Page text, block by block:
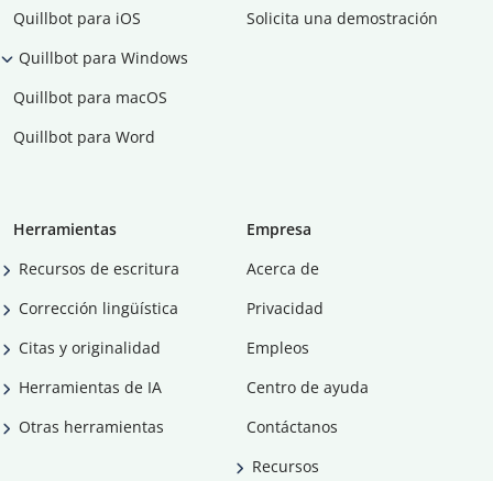
Quillbot para iOS
Quillbot para Windows
Quillbot para macOS
Quillbot para Word
Solicita una demostración
Herramientas
Recursos de escritura
Corrección lingüística
Citas y originalidad
Herramientas de IA
Otras herramientas
Empresa
Acerca de
Privacidad
Empleos
Centro de ayuda
Contáctanos
Recursos